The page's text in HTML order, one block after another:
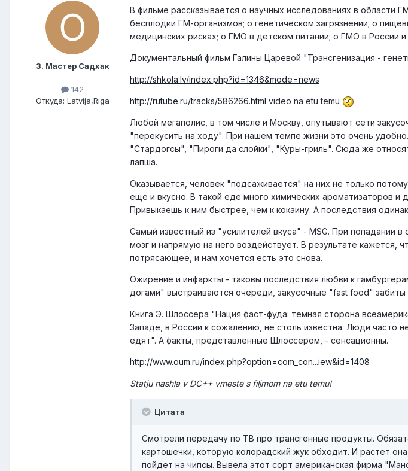
3. Мастер Садхак
142
Откуда: Latvija,Riga
В фильме рассказывается о научных исследованиях в области
бесплодии ГМ-организмов; о генетическом загрязнении; о
медицинских рисках; о ГМО в детском питании; о ГМО в России и
Документальный фильм Галины Царевой "Трансгенизация -
http://shkola.lv/index.php?id=1346&mode=news
http://rutube.ru/tracks/586266.html video na etu temu
Любой мегаполис, в том числе и Москву, опутывают сети
"перекусить на ходу". При нашем темпе жизни это очень
"Стардогсы", "Пироги да слойки", "Куры-гриль". Сюда же
лапша.
Оказывается, человек "подсаживается" на них не только
еще и вкусно. В такой еде много химических ароматизаторов и
Привыкаешь к ним быстрее, чем к кокаину. А последствия
Самый известный из "усилителей вкуса" - MSG. При попадании в
мозг и напрямую на него воздействует. В результате кажется,
потрясающее, и нам хочется есть это снова.
Ожирение и инфаркты - таковы последствия любви к
догами" выстраиваются очереди, закусочные "fast food"
Книга Э. Шлоссера "Нация фаст-фуда: темная сторона
Западе, в России к сожалению, не столь известна. Люди часто
едят". А факты, представленные Шлоссером, - сенсационны.
http://www.oum.ru/index.php?option=com_con...iew&id=1408
Statju nashla v DC++ vmeste s filjmom na etu temu!
Цитата
Смотрели передачу по ТВ про трансгенные продукты.
картошечки, которую колорадский жук обходит. И растет
пойдет на чипсы. Вывела этот сорт американская фирма